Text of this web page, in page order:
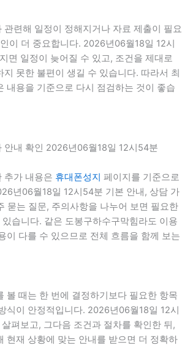
관련해 일정이 정해지거나 자료 제출이 필요
이 더 중요합니다. 2026년06월18일 12시
면 일정이 늦어질 수 있고, 조건을 제대로
지 못한 불편이 생길 수 있습니다. 따라서 최
내용을 기준으로 다시 점검하는 것이 좋습
안내 확인 2026년06월18일 12시54분
추가 내용은 휴대폰성지 페이지를 기준으로
년06월18일 12시54분 기본 안내, 상담 가
묻는 질문, 주의사항을 나누어 보면 필요한
습니다. 같은 도봉구하수구막힘라도 이용
이 다를 수 있으므로 전체 흐름을 함께 보는
볼 때는 한 번에 결정하기보다 필요한 항목
식이 안정적입니다. 2026년06월18일 12시
펴보고, 그다음 조건과 절차를 확인한 뒤,
현재 상황에 맞는 안내를 받으면 더 정확하